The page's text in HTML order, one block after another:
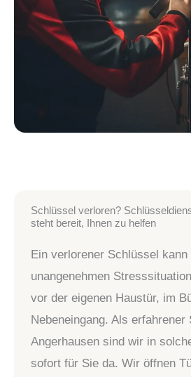
Schlüssel verloren?
steht bereit, Ihnen zu helfen
Ein verlorener Schlüssel
unangenehmen
vor der eigenen Haustür, im
Nebeneingang. Als
Angerhausen sind wir in
sofort für Sie da. Wir öffnen